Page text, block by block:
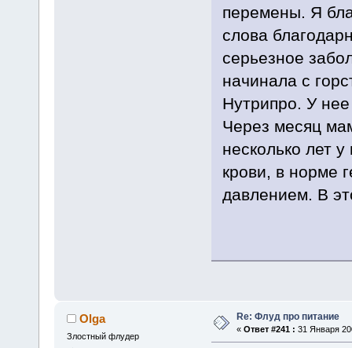
перемены. Я
слова
серьезное
начинала с
Нутрипро. У
Через месяц
несколько лет
крови, в норме
давлением. В
Olga
Злостный флудер
Re: Флуд про питание
« Ответ #241 : 31 Января